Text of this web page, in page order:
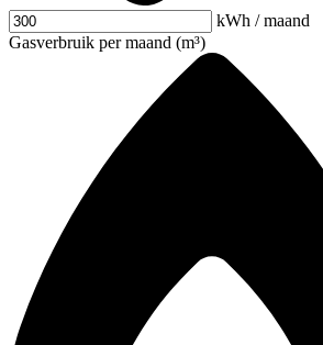
kWh / maand
Gasverbruik per maand (m³)